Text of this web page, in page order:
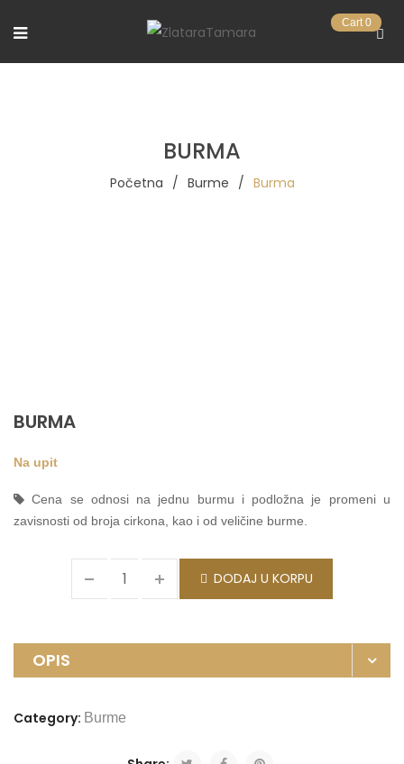
Cart 0
BURMA
Početna / Burme / Burma
BURMA
Na upit
Cena se odnosi na jednu burmu i podložna je promeni u
zavisnosti od broja cirkona, kao i od veličine burme.
DODAJ U KORPU
OPIS
Category: Burme